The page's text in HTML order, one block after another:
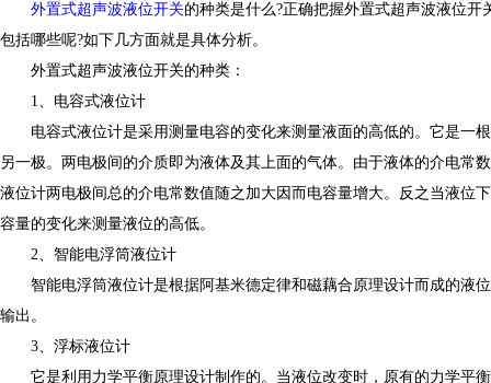
外置式超声波液位开关的种类是什么?正确把握外置式超声波液位
包括哪些呢?如下几方面就是具体分析。
外置式超声波液位开关的种类：
1、电容式液位计
电容式液位计是采用测量电容的变化来测量液面的高低的。它是一
另一极。两电极间的介质即为液体及其上面的气体。由于液体的介电常
液位计两电极间总的介电常数值随之加大因而电容量增大。反之当液位
容量的变化来测量液位的高低。
2、智能电浮筒液位计
智能电浮筒液位计是根据阿基米德定律和磁藕合原理设计而成的液
输出。
3、浮标液位计
它是利用力学平衡原理设计制作的。当液位改变时，原有的力学平